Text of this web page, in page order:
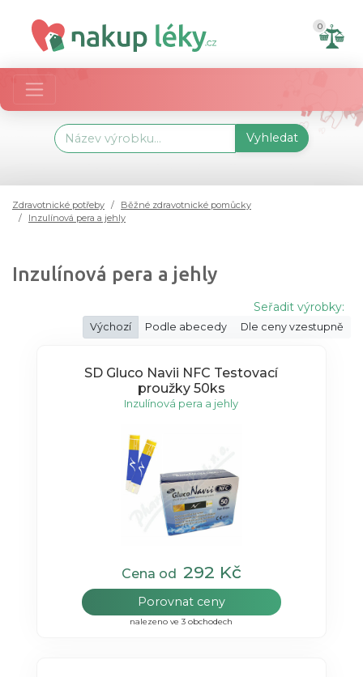
0
Vyhledat
Zdravotnické potřeby
Běžné zdravotnické pomůcky
Inzulínová pera a jehly
Inzulínová pera a jehly
Seřadit výrobky:
Výchozí Podle abecedy Dle ceny vzestupně
SD Gluco Navii NFC Testovací
proužky 50ks
Inzulínová pera a jehly
Cena od 292 Kč
Porovnat ceny
nalezeno ve 3 obchodech